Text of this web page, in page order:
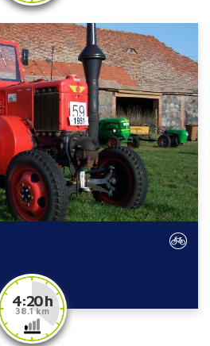
4:20 h
38.1 km